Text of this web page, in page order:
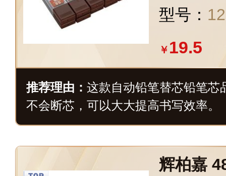
型号：
￥ 19.5
推荐理由： 这款自动铅笔替芯铅笔芯
不会断芯，可以大大提高书写效率。
辉柏嘉